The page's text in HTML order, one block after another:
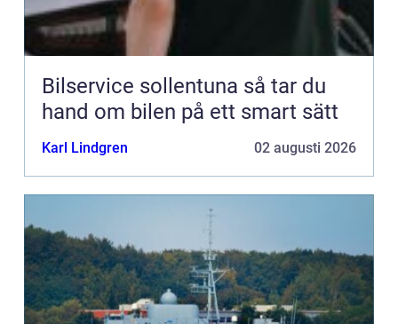
Bilservice sollentuna så tar du
hand om bilen på ett smart sätt
Karl Lindgren 02 augusti 2026